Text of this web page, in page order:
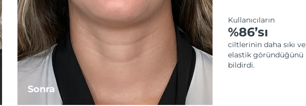
Sonra
Kullanıcıların
%86’sı
ciltlerinin daha sıkı ve
elastik göründüğünü
bildirdi.